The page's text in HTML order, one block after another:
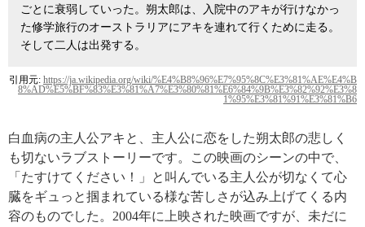
ごとに衰弱していった。朔太郎は、入院中のアキが行けなかっ
た修学旅行のオーストラリアにアキを連れて行くために走る。
そして二人は出発する。
引用元: https://ja.wikipedia.org/wiki/%E4%B8%96%E7%95%8C%E3%81%AE%E4%B
8%AD%E5%BF%83%E3%81%A7%E3%80%81%E6%84%9B%E3%82%92%E3%8
1%95%E3%81%91%E3%81%B6
白血病の主人公アキと、主人公に恋をした朔太郎の悲しく
も切ないラブストーリーです。この映画のシーンの中で、
「たすけてください！」と叫んでいる主人公が切なくて心
臓をギュっと掴まれている様な苦しさが込み上げてくる内
容のものでした。2004年に上映された映画ですが、未だに